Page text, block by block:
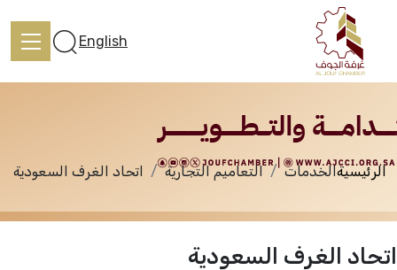
تعرف علينا
English
الخدمات
الرئيسيةالخدمات التعاميم التجارية اتحاد الغرف السعودية
اتحاد الغرف السعودية